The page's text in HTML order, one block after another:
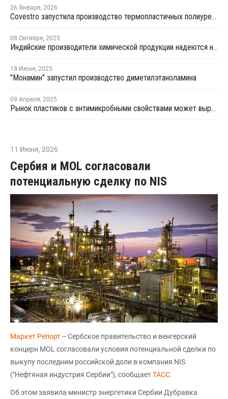
26 Января, 2026
Covestro запустила производство термопластичных полиуретанов в Китае
08 Октября, 2025
Индийские производители химической продукции надеются на рост спроса после реформы налога на товары и услуги
18 Июня, 2025
"Монамин" запустил производство диметилэтаноламина
09 Апреля, 2025
Рынок пластиков с антимикробными свойствами может вырасти в 2 раза к 2035 году
11 Июня, 2026
Сербия и MOL согласовали
потенциальную сделку по NIS
Маркет Репорт-- Сербское правительство и венгерский
концерн MOL согласовали условия потенциальной сделки по
выкупу последним российской доли в компания NIS
("Нефтяная индустрия Сербии"), сообщаетТАСС.
Об этом заявила министр энергетики Сербии Дубравка